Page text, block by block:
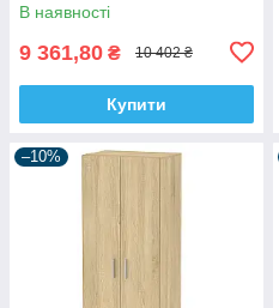
В наявності
9 361,80 ₴ 10 402 ₴
Купити
–10%